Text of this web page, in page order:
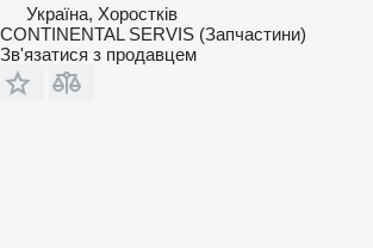
Україна, Хоростків
CONTINENTAL SERVIS (Запчастини)
Зв'язатися з продавцем